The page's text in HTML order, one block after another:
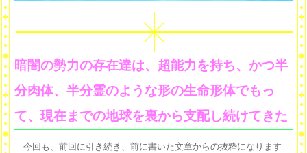
暗闇の勢力の存在達は、超能力を持ち、かつ半
分肉体、半分霊のような形の生命形体でもっ
て、現在までの地球を裏から支配し続けてきた
今回も、前回に引き続き、前に書いた文章からの抜粋になります